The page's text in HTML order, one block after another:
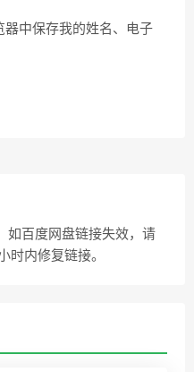
器中保存我的姓名、电子
如百度网盘链接失效，请
时内修复链接。